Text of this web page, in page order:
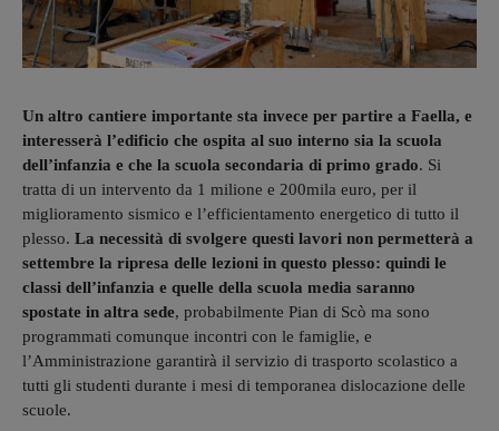
Un altro cantiere importante sta invece per partire a Faella, e
interesserà l’edificio che ospita al suo interno sia la scuola
dell’infanzia e che la scuola secondaria di primo grado. Si
tratta di un intervento da 1 milione e 200mila euro, per il
miglioramento sismico e l’efficientamento energetico di tutto il
plesso. La necessità di svolgere questi lavori non permetterà a
settembre la ripresa delle lezioni in questo plesso: quindi le
classi dell’infanzia e quelle della scuola media saranno
spostate in altra sede, probabilmente Pian di Scò ma sono
programmati comunque incontri con le famiglie, e
l’Amministrazione garantirà il servizio di trasporto scolastico a
tutti gli studenti durante i mesi di temporanea dislocazione delle
scuole.